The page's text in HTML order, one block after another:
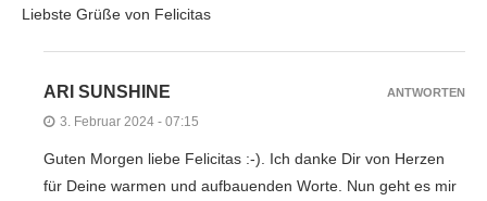
Liebste Grüße von Felicitas
ARI SUNSHINE
3. Februar 2024 - 07:15
Guten Morgen liebe Felicitas :-). Ich danke Dir von Herzen
für Deine warmen und aufbauenden Worte. Nun geht es mir
ANTWORTEN